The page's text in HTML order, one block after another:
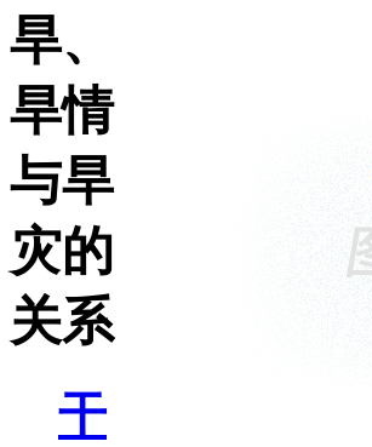
旱、
旱情
与旱
灾的
关系
干